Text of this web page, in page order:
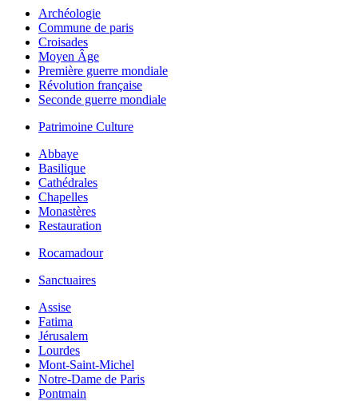
Archéologie
Commune de paris
Croisades
Moyen Âge
Première guerre mondiale
Révolution française
Seconde guerre mondiale
Patrimoine Culture
Abbaye
Basilique
Cathédrales
Chapelles
Monastères
Restauration
Rocamadour
Sanctuaires
Assise
Fatima
Jérusalem
Lourdes
Mont-Saint-Michel
Notre-Dame de Paris
Pontmain